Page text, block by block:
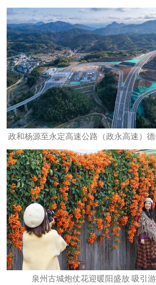
政和杨源至永定高速公路（政永高速）
泉州古城炮仗花迎暖阳盛放 吸引